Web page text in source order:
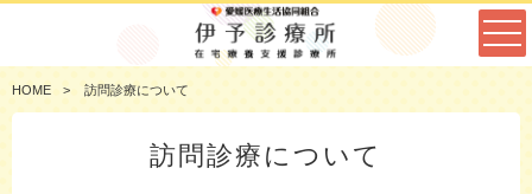
HOME 訪問診療について
訪問診療について